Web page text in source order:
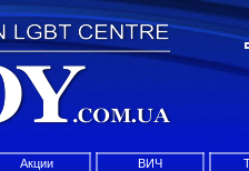
Акции ВИЧ